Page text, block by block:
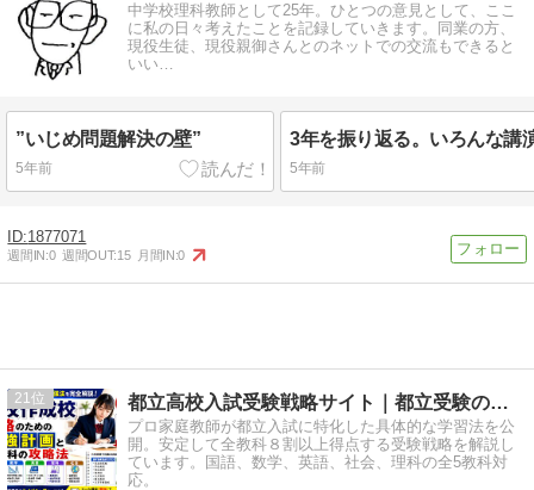
中学校理科教師として25年。ひとつの意見として、ここ
に私の日々考えたことを記録していきます。同業の方、
現役生徒、現役親御さんとのネットでの交流もできると
いい…
”いじめ問題解決の壁”
5年前 5年前
1877071
週間IN:0 週間OUT:15 月間IN:0
21 都立高校入試受験戦略サイト｜都立受験のストラテジー
プロ家庭教師が都立入試に特化した具体的な学習法を公
開。安定して全教科８割以上得点する受験戦略を解説し
ています。国語、数学、英語、社会、理科の全5教科対
応。